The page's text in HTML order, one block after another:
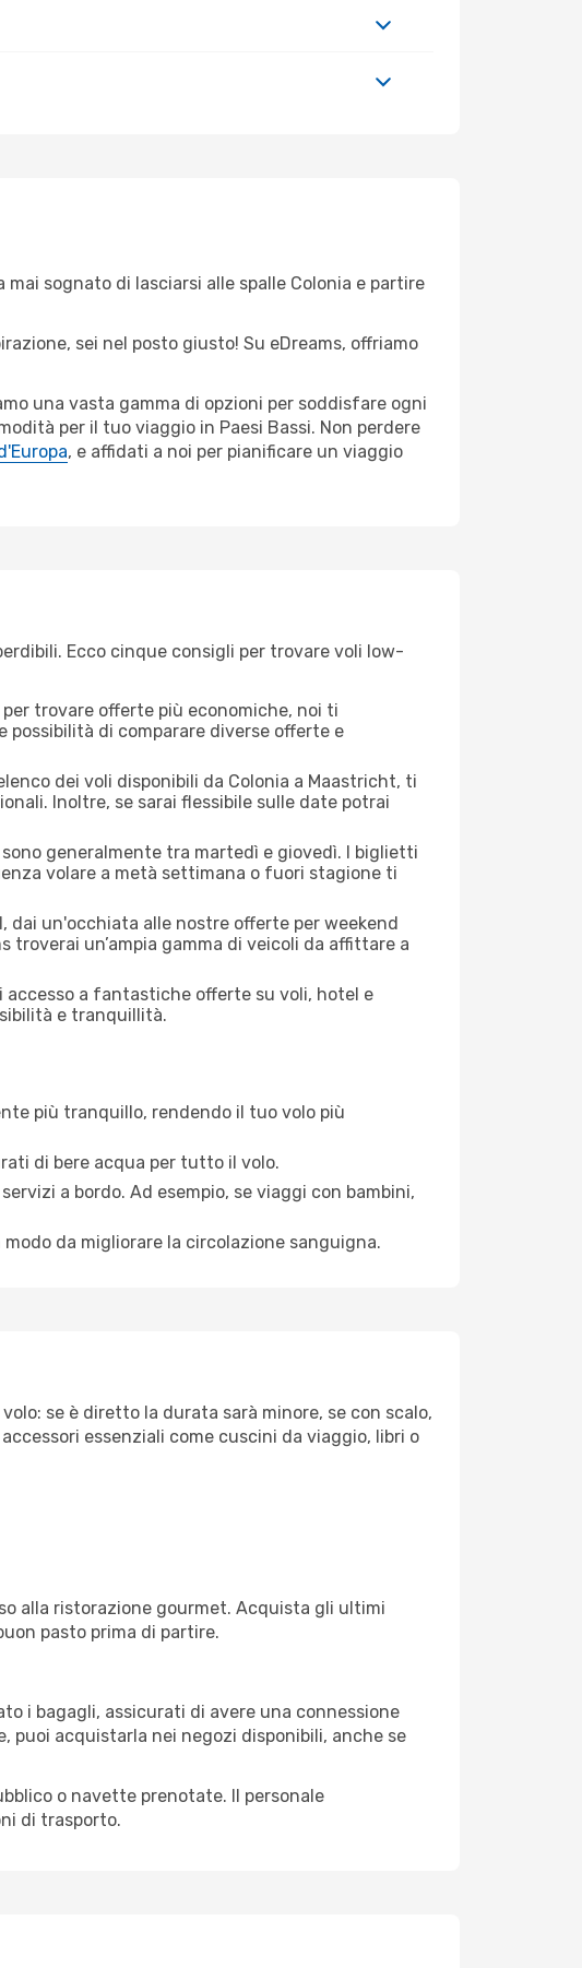
sognato di lasciarsi alle spalle Colonia e partire
sei nel posto giusto! Su eDreams, offriamo
una vasta gamma di opzioni per soddisfare ogni
per il tuo viaggio in Paesi Bassi. Non perdere
, e affidati a noi per pianificare un viaggio
Ecco cinque consigli per trovare voli low-
trovare offerte più economiche, noi ti
di comparare diverse offerte e
dei voli disponibili da Colonia a Maastricht, ti
Inoltre, se sarai flessibile sulle date potrai
generalmente tra martedì e giovedì. I biglietti
volare a metà settimana o fuori stagione ti
dai un'occhiata alle nostre offerte per weekend
troverai un’ampia gamma di veicoli da affittare a
accesso a fantastiche offerte su voli, hotel e
e tranquillità.
più tranquillo, rendendo il tuo volo più
di bere acqua per tutto il volo.
a bordo. Ad esempio, se viaggi con bambini,
da migliorare la circolazione sanguigna.
se è diretto la durata sarà minore, se con scalo,
essenziali come cuscini da viaggio, libri o
alla ristorazione gourmet. Acquista gli ultimi
pasto prima di partire.
i bagagli, assicurati di avere una connessione
puoi acquistarla nei negozi disponibili, anche se
o navette prenotate. Il personale
di trasporto.